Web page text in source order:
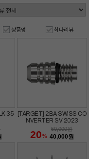
상품명 최다리뷰
35
[TARGET] 2BA SWISS CO
NVERTER SV 2023
20%
50,000원
40,000원